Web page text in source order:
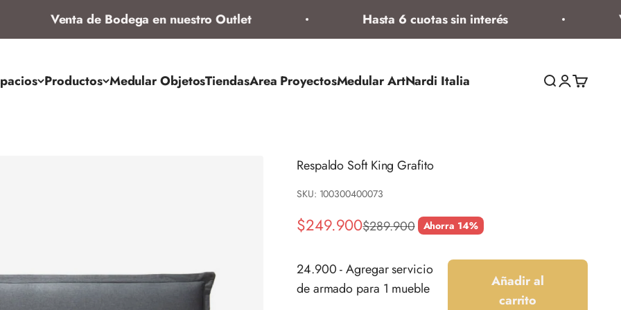
Venta de Bodega en nuestro Outlet Hasta 6 cuotas sin interés
Productos Medular ObjetosTiendasArea ProyectosMedular ArtNardi Italia Abrir búsqueda
AbrirAbrir
Respaldo Soft King Grafito
SKU: 100300400073
Precio de oferta
$249.900Precio normal
$289.900 Ahorra 14%
24.900 - Agregar servicio
de armado para 1 mueble
Añadir al
carrito